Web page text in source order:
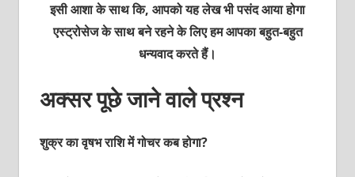
इसी आशा के साथ कि, आपको यह लेख भी पसंद आया होगा
एस्ट्रोसेज के साथ बने रहने के लिए हम आपका बहुत-बहुत
धन्यवाद करते हैं।
अक्सर पूछे जाने वाले प्रश्न
शुक्र का वृषभ राशि में गोचर कब होगा?